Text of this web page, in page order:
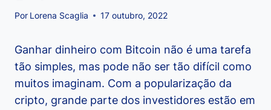
Por Lorena Scaglia 17 outubro, 2022
Ganhar dinheiro com Bitcoin não é uma tarefa
tão simples, mas pode não ser tão difícil como
muitos imaginam. Com a popularização da
cripto, grande parte dos investidores estão em